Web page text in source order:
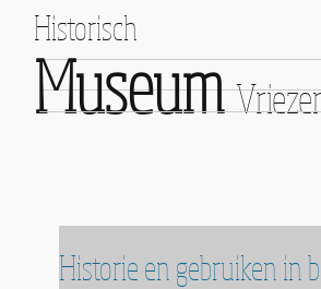
Museum
Historisch
Historie en gebruiken in